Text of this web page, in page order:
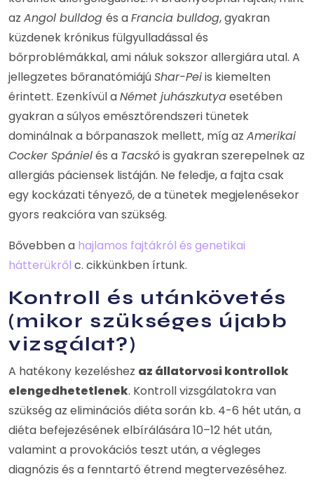
az Angol bulldog és aFrancia bulldog, gyakran
küzdenek krónikus fülgyulladással és
bőrproblémákkal, ami náluk sokszor allergiára utal. A
jellegzetes bőranatómiájúShar-Peiis kiemelten
érintett. Ezenkívül aNémet juhászkutyaesetében
gyakran a súlyos emésztőrendszeri tünetek
dominálnak a bőrpanaszok mellett, míg az Amerikai
Cocker Spánielés a Tacskóis gyakran szerepelnek az
allergiás páciensek listáján. Ne feledje, a fajta csak
egy kockázati tényező, de a tünetek megjelenésekor
gyors reakcióra van szükség.
Bővebben a hajlamos fajtákról és genetikai
hátterükről c. cikkünkben írtunk.
Kontroll és utánkövetés
(mikor szükséges újabb
vizsgálat?)
A hatékony kezeléshez az állatorvosi kontrollok
elengedhetetlenek. Kontroll vizsgálatokra van
szükség az eliminációs diéta során kb. 4-6 hét után, a
diéta befejezésének elbírálására 10–12 hét után,
valamint a provokációs teszt után, a végleges
diagnózis és a fenntartó étrend megtervezéséhez.